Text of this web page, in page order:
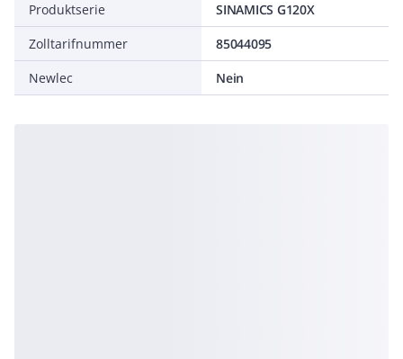
Produktserie
SINAMICS G120X
Zolltarifnummer
85044095
Newlec
Nein